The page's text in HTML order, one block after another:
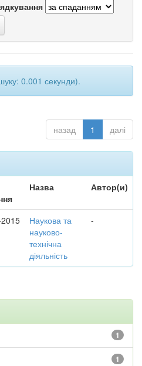
0.001 секунди).
назад 1 далі
Назва Автор(и)
Наукова та
науково-
технічна
діяльність
-
1
1